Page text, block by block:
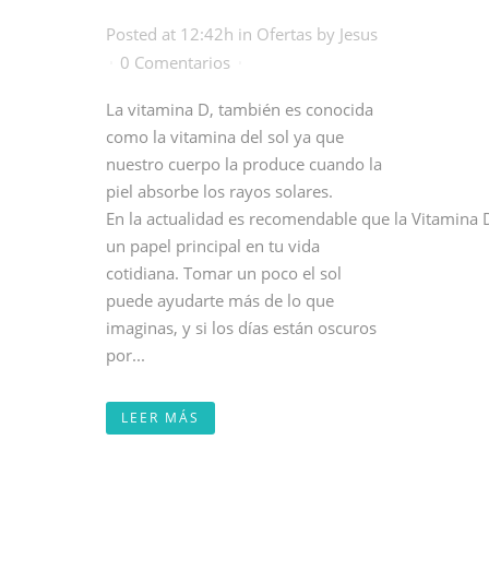
Posted at 12:42h in Ofertas by Jesus
0 Comentarios
La vitamina D, también es conocida
como la vitamina del sol ya que
nuestro cuerpo la produce cuando la
piel absorbe los rayos solares.
En la actualidad es recomendable que la Vitamina
un papel principal en tu vida
cotidiana. Tomar un poco el sol
puede ayudarte más de lo que
imaginas, y si los días están oscuros
por...
LEER MÁS